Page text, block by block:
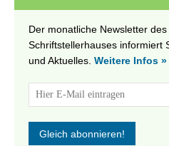
Der monatliche Newsletter
Schriftstellerhauses informiert
und Aktuelles. Weitere Infos »